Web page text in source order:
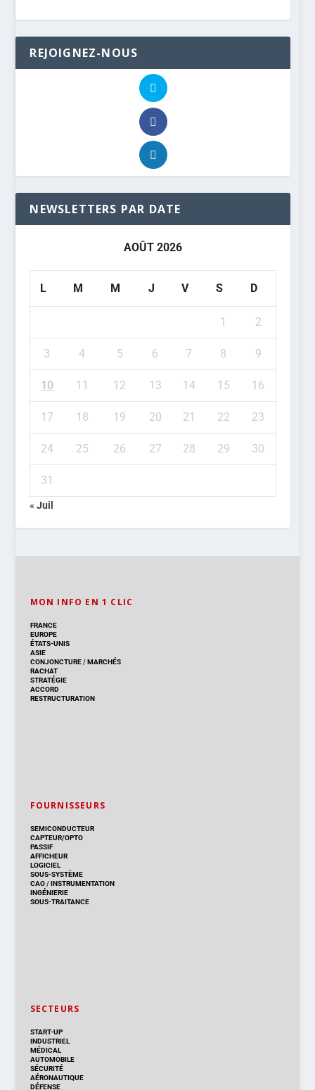
REJOIGNEZ-NOUS
NEWSLETTERS PAR DATE
AOÛT 2026
L M M J V S D
1 2
3 4 5 6 7 8 9
10 11 12 13 14 15 16
17 18 19 20 21 22 23
24 25 26 27 28 29 30
31
« Juil
MON INFO EN 1 CLIC
FRANCE
EUROPE
ÉTATS-UNIS
ASIE
CONJONCTURE/MARCHÉS
RACHAT
STRATÉGIE
ACCORD
RESTRUCTURATION
FOURNISSEURS
SEMICONDUCTEUR
CAPTEUR/OPTO
PASSIF
AFFICHEUR
LOGICIEL
SOUS-SYSTÈME
CAO/INSTRUMENTATION
INGÉNIERIE
SOUS-TRAITANCE
SECTEURS
START-UP
INDUSTRIEL
MÉDICAL
AUTOMOBILE
SÉCURITÉ
AÉRONAUTIQUE
DÉFENSE